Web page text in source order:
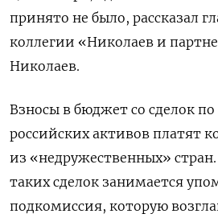
принято не было, рассказал
коллегии «Николаев и
Николаев.
Взносы в бюджет со сделок
российских активов платят
из «недружественных»
таких сделок занимается
подкомиссия, которую